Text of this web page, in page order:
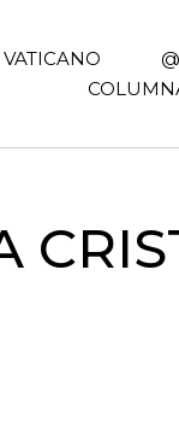
VATICANO